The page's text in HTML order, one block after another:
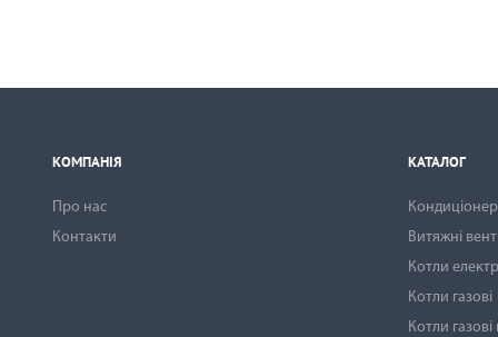
КОМПАНІЯ
Про нас
Контакти
КАТАЛОГ
Витяжні
Котли
Котли газові
Котли